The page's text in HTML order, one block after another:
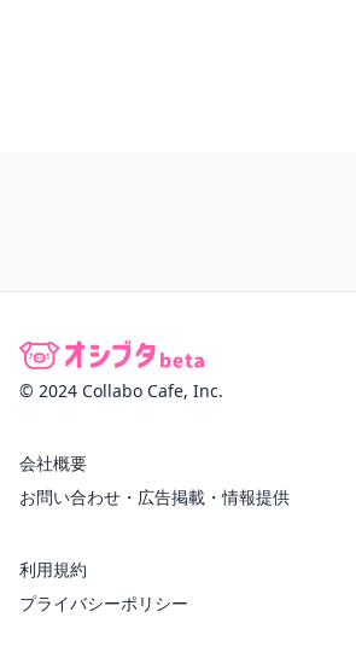
© 2024 Collabo Cafe, Inc.
会社概要
お問い合わせ・広告掲載・情報提供
利用規約
プライバシーポリシー